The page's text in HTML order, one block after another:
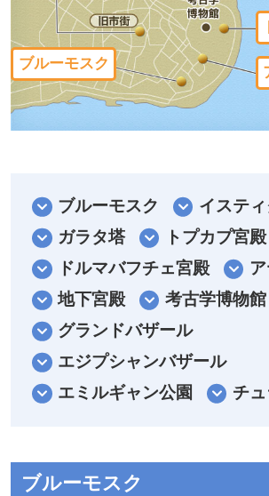
ブルーモスク
ブルーモスク
イステ
ガラタ塔
トプカプ宮殿
ドルマバフチェ宮殿
地下宮殿
考古学博物館
グランドバザール
エジプシャンバザール
エミルギャン公園
チ
ブルーモスク